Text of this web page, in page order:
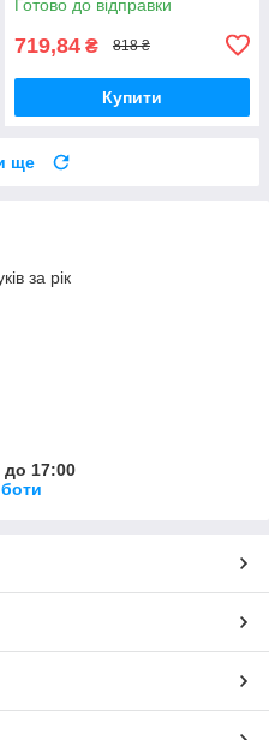
Готово до відправки
719,84 ₴ 818 ₴
Купити
ще
за рік
до 17:00